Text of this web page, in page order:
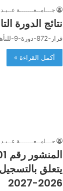
جـــامــعـــــــة
نتائج الدورة التاسعة (09) للحصول
قرار-872-دورة-9-للتأهيل-الجامعي
أكمل القراءة »
جـــامــعـــــــة
يتعلق
2026-2027